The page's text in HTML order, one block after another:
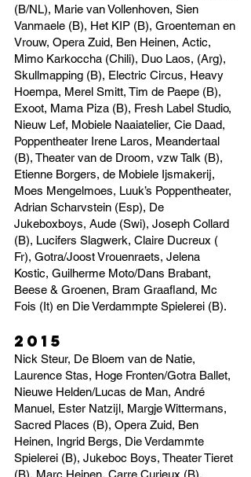
(B/NL), Marie van Vollenhoven, Sien
Vanmaele (B), Het KIP (B), Groenteman en
Vrouw, Opera Zuid, Ben Heinen, Actic,
Mimo Karkoccha (Chili), Duo Laos, (Arg),
Skullmapping (B), Electric Circus, Heavy
Hoempa, Merel Smitt, Tim de Paepe (B),
Exoot, Mama Piza (B), Fresh Label Studio,
Nieuw Lef, Mobiele Naaiatelier, Cie Daad,
Poppentheater Irene Laros, Meandertaal
(B), Theater van de Droom, vzw Talk (B),
Etienne Borgers, de Mobiele Ijsmakerij,
Moes Mengelmoes, Luuk’s Poppentheater,
Adrian Scharvstein (Esp), De
Jukeboxboys, Aude (Swi), Joseph Collard
(B), Lucifers Slagwerk, Claire Ducreux (
Fr), Gotra/Joost Vrouenraets, Jelena
Kostic, Guilherme Moto/Dans Brabant,
Beese & Groenen, Bram Graafland, Mc
Fois (It) en Die Verdammpte Spielerei (B).
2015
Nick Steur, De Bloem van de Natie,
Laurence Stas, Hoge Fronten/Gotra Ballet,
Nieuwe Helden/Lucas de Man, André
Manuel, Ester Natzijl, Margje Wittermans,
Sacred Places (B), Opera Zuid, Ben
Heinen, Ingrid Bergs, Die Verdammte
Spielerei (B), Jukeboc Boys, Theater Tieret
(B), Marc Heinen, Carre Curieux (B),